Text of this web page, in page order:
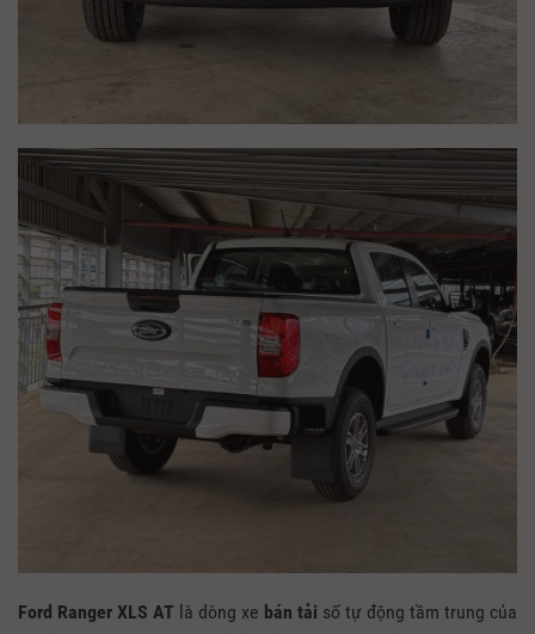
Ford Ranger XLS AT là dòng xe bán tải số tự động tầm trung của